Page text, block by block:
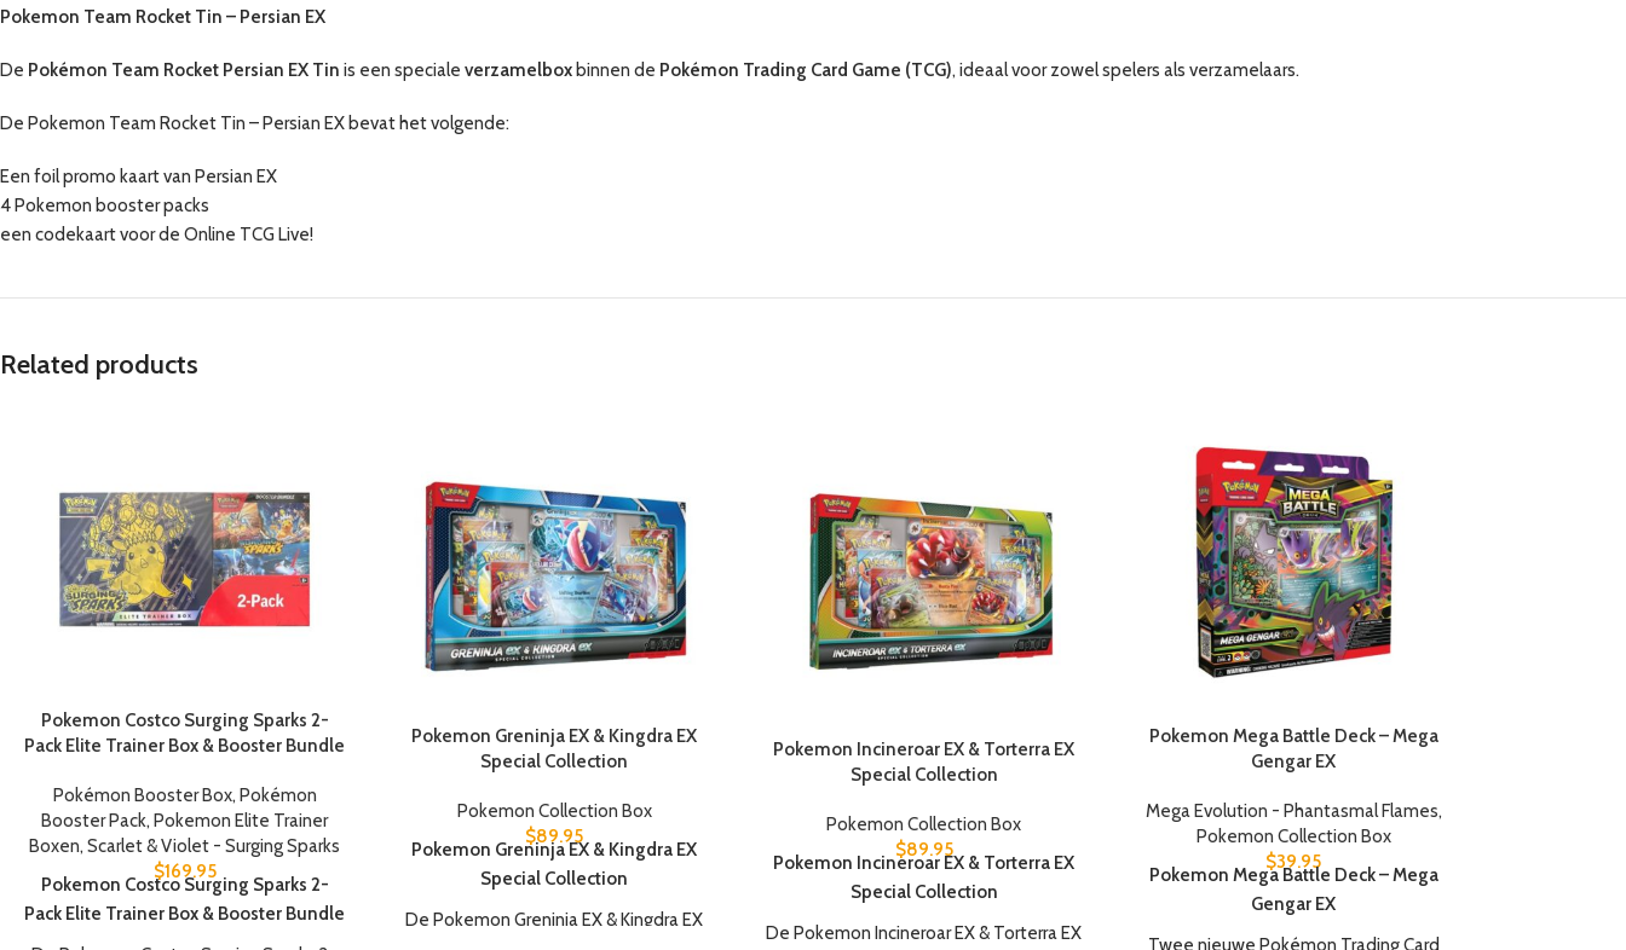
Pokemon Team Rocket Tin – Persian EX
De Pokémon Team Rocket Persian EX Tin is een speciale verzamelbox binnen de Pokémon Trading Card Game (TCG), ideaal voor zowel spelers als verzamelaars.
De Pokemon Team Rocket Tin – Persian EX bevat het volgende:
Een foil promo kaart van Persian EX
4 Pokemon booster packs
een codekaart voor de Online TCG Live!
Related products
Pokemon Costco Surging Sparks 2-
Pack Elite Trainer Box & Booster Bundle
Pokémon Booster Box, Pokémon
Booster Pack,Pokemon Elite Trainer
Boxen,Scarlet & Violet - Surging Sparks
$169.95
Pokemon Costco Surging Sparks 2-
Pack Elite Trainer Box & Booster Bundle
Pokemon Greninja EX & Kingdra EX
Special Collection
Pokemon Collection Box
$89.95
Pokemon Greninja EX & Kingdra EX
Special Collection
De Pokemon Greninja EX & Kingdra EX
Pokemon Incineroar EX & Torterra EX
Special Collection
Pokemon Collection Box
$89.95
Pokemon Incineroar EX & Torterra EX
Special Collection
De Pokemon Incineroar EX & Torterra EX
Pokemon Mega Battle Deck – Mega
Gengar EX
Mega Evolution - Phantasmal Flames,
Pokemon Collection Box
$39.95
Pokemon Mega Battle Deck – Mega
Gengar EX
Twee nieuwe Pokémon Trading Card